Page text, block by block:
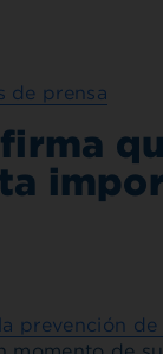
de prensa
prevención de